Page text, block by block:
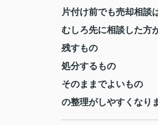
片付け前でも売却相談
むしろ先に相談した方
残すもの
処分するもの
そのままでよいもの
の整理がしやすくなり